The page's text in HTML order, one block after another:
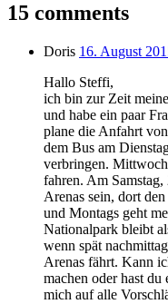
15 comments
Doris 16. August
Hallo Steffi,
ich bin zur Zeit
und habe ein paar
plane die Anfahrt
dem Bus am
verbringen.
fahren. Am
Arenas sein, dort
und Montags geht
Nationalpark bleibt
wenn spät
Arenas fährt. Kann
machen oder hast du
mich auf alle